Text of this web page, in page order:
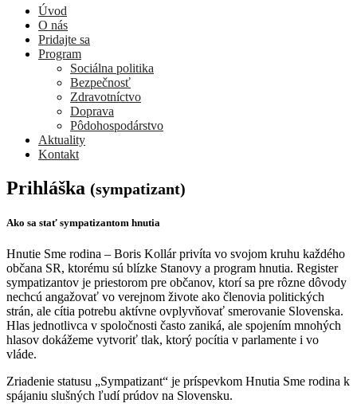
Úvod
O nás
Pridajte sa
Program
Sociálna politika
Bezpečnosť
Zdravotníctvo
Doprava
Pôdohospodárstvo
Aktuality
Kontakt
Prihláška (sympatizant)
Ako sa stať sympatizantom hnutia
Hnutie Sme rodina – Boris Kollár privíta vo svojom kruhu každého
občana SR, ktorému sú blízke Stanovy a program hnutia. Register
sympatizantov je priestorom pre občanov, ktorí sa pre rôzne dôvody
nechcú angažovať vo verejnom živote ako členovia politických
strán, ale cítia potrebu aktívne ovplyvňovať smerovanie Slovenska.
Hlas jednotlivca v spoločnosti často zaniká, ale spojením mnohých
hlasov dokážeme vytvoriť tlak, ktorý pocítia v parlamente i vo
vláde.
Zriadenie statusu „Sympatizant“ je príspevkom Hnutia Sme rodina k
spájaniu slušných ľudí prúdov na Slovensku.